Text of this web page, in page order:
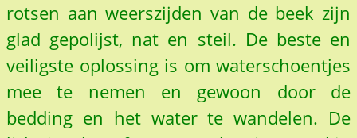
rotsen aan weerszijden van de beek zijn
glad gepolijst, nat en steil. De beste en
veiligste oplossing is om waterschoentjes
mee te nemen en gewoon door de
bedding en het water te wandelen. De